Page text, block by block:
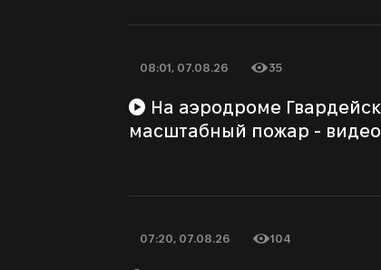
Дата публикации
08:01, 07.08.26
Количество просмотров
35
масштабный пожар - видео
Дата публикации
07:20, 07.08.26
Количество просмотров
104